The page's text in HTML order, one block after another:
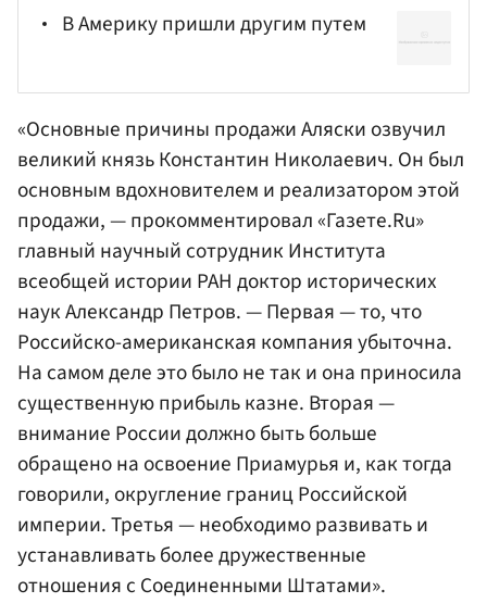
В Америку пришли другим путем
«Основные причины продажи Аляски озвучил
великий князь Константин Николаевич. Он был
основным вдохновителем и реализатором этой
продажи, — прокомментировал «Газете.Ru»
главный научный сотрудник Института
всеобщей истории РАН доктор исторических
наук Александр Петров. — Первая — то, что
Российско-американская компания убыточна.
На самом деле это было не так и она приносила
существенную прибыль казне. Вторая —
внимание России должно быть больше
обращено на освоение Приамурья и, как тогда
говорили, округление границ Российской
империи. Третья — необходимо развивать и
устанавливать более дружественные
отношения с Соединенными Штатами».